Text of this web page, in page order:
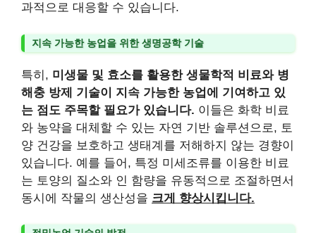
과적으로 대응할 수 있습니다.
지속 가능한 농업을 위한 생명공학 기술
특히, 미생물 및 효소를 활용한 생물학적 비료와 병
해충 방제 기술이 지속 가능한 농업에 기여하고 있
는 점도 주목할 필요가 있습니다. 이들은 화학 비료
와 농약을 대체할 수 있는 자연 기반 솔루션으로, 토
양 건강을 보호하고 생태계를 저해하지 않는 경향이
있습니다. 예를 들어, 특정 미세조류를 이용한 비료
는 토양의 질소와 인 함량을 유동적으로 조절하면서
동시에 작물의 생산성을 크게 향상시킵니다.